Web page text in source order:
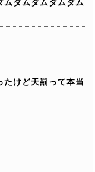
ムダムダムダムダム
たけど天罰って本当